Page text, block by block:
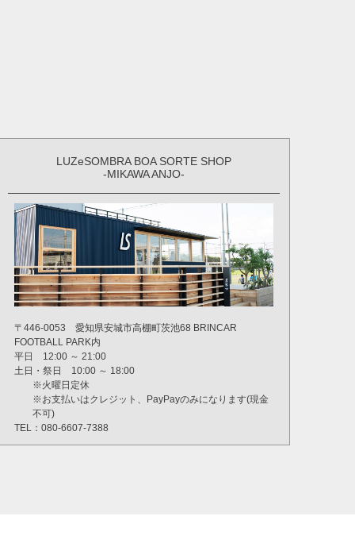
LUZeSOMBRA BOA SORTE SHOP
-MIKAWA ANJO-
〒446-0053 愛知県安城市高棚町茨池68 BRINCAR
FOOTBALL PARK内
平日 12:00 ～ 21:00
土日・祭日 10:00 ～ 18:00
※火曜日定休
※お支払いはクレジット、PayPayのみになります(現金
不可)
TEL：080-6607-7388